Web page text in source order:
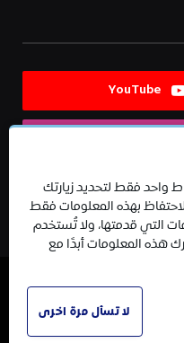
YouTube
واحد فقط لتحديد زيارتك
بهذه المعلومات فقط
التي قدمتها، ولا تُستخدم
هذه المعلومات أبدًا مع
لا تسأل مرة اخرى